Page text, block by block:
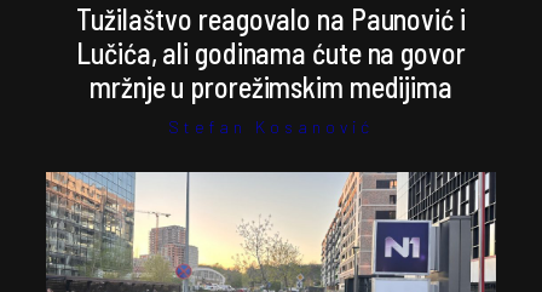
Tužilaštvo reagovalo na Paunović i
Lučića, ali godinama ćute na govor
mržnje u prorežimskim medijima
Stefan Kosanović